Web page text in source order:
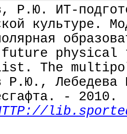
Р.Ю. ИТ-
культуре.
physical
The
Р.Ю.,
-